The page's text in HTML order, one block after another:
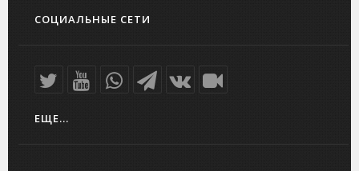
СОЦИАЛЬНЫЕ СЕТИ
ЕЩЕ...